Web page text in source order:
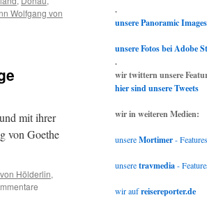
Wolfgang von
mit ihrer
von Goethe
Hölderlin,
.
unsere Panoramic Images
unsere Fotos bei Adobe
.
wir twittern unsere
hier sind unsere Tweets
wir in weiteren Medien:
unsereMortimer- Features
unseretravmedia-
wir aufreisereporter.de